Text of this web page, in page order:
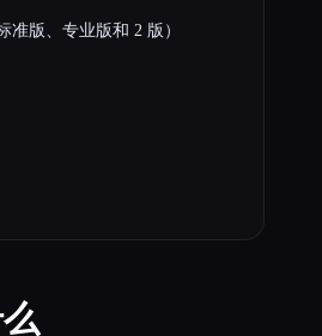
准版、专业版和 2 版）